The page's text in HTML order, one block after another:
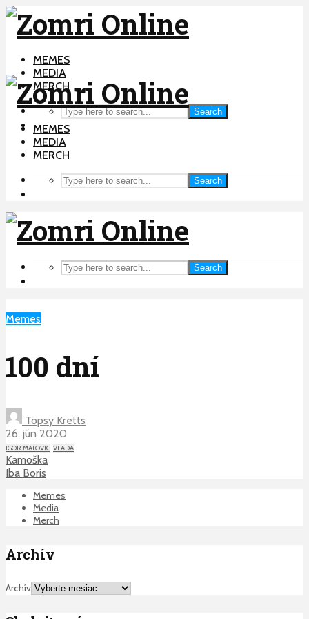
MEMES
MEDIA
MERCH
Search
MEMES
MEDIA
MERCH
Search
Search
Memes
100 dní
Topsy Kretts
26. jún 2020
IGOR MATOVIC VLADA
Kamoška
Iba Boris
Memes
Media
Merch
Archív
Archív